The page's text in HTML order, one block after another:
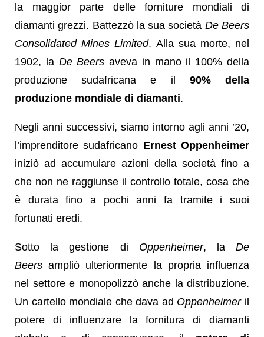
la maggior parte delle forniture mondiali di
diamanti grezzi. Battezzò la sua società De Beers
Consolidated Mines Limited. Alla sua morte, nel
1902, la De Beers aveva in mano il 100% della
produzione sudafricana e il 90% della
produzione mondiale di diamanti.
Negli anni successivi, siamo intorno agli anni ’20,
l’imprenditore sudafricano Ernest Oppenheimer
iniziò ad accumulare azioni della società fino a
che non ne raggiunse il controllo totale, cosa che
è durata fino a pochi anni fa tramite i suoi
fortunati eredi.
Sotto la gestione di Oppenheimer, laDe
Beers ampliò ulteriormente la propria influenza
nel settore e monopolizzò anche la distribuzione.
Un cartello mondiale che dava ad Oppenheimeril
potere di influenzare la fornitura di diamanti